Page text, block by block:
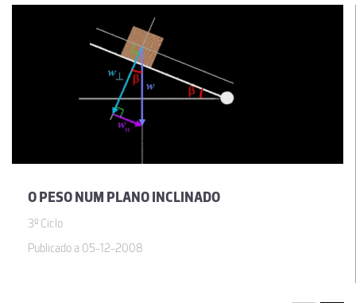
O PESO NUM PLANO INCLINADO
3º Ciclo
Publicado a 05-12-2008